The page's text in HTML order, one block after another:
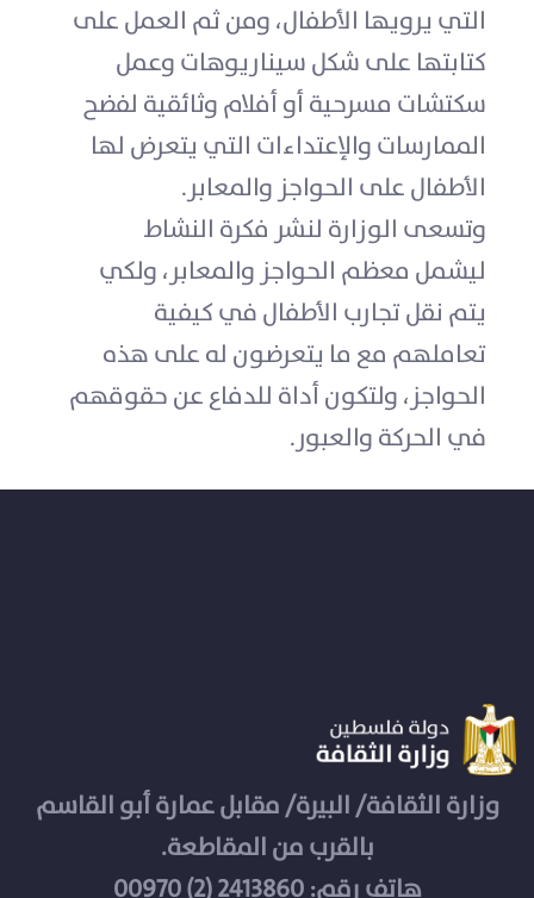
التي يرويها الأطفال، ومن ثم العمل على
كتابتها على شكل سيناريوهات وعمل
سكتشات مسرحية أو أفلام وثائقية لفضح
الممارسات والإعتداءات التي يتعرض لها
الأطفال على الحواجز والمعابر.
وتسعى الوزارة لنشر فكرة النشاط
ليشمل معظم الحواجز والمعابر، ولكي
يتم نقل تجارب الأطفال في كيفية
تعاملهم مع ما يتعرضون له على هذه
الحواجز، ولتكون أداة للدفاع عن حقوقهم
في الحركة والعبور.
وزارة الثقافة/ البيرة/ مقابل عمارة أبو القاسم
بالقرب من المقاطعة.
هاتف رقم: 2413860 (2) 00970